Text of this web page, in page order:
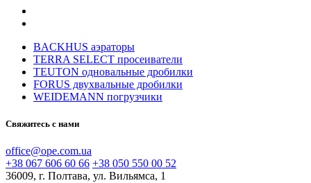
BACKHUS аэраторы
TERRA SELECT просеиватели
TEUTON одновальные дробилки
FORUS двухвальные дробилки
WEIDEMANN погрузчики
Свяжитесь с нами
office@ope.com.ua
+38 067 606 60 66 +38 050 550 00 52
36009, г. Полтава, ул. Вильямса, 1